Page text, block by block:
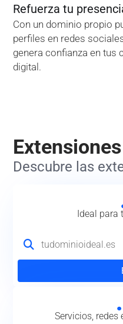
Refuerza tu
Con un dominio propio
perfiles en redes
genera confianza en tus
digital.
Descubre las
Ideal para
.
Servicios,